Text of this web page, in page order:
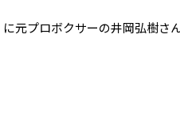
元プロボクサーの井岡弘樹さ